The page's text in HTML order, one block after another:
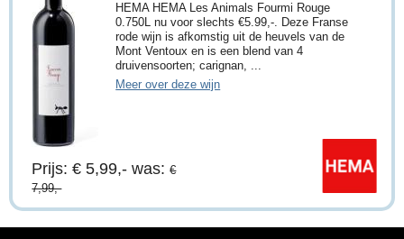
HEMA HEMA Les Animals Fourmi Rouge
0.750L nu voor slechts €5.99,-. Deze Franse
rode wijn is afkomstig uit de heuvels van de
Mont Ventoux en is een blend van 4
druivensoorten; carignan, ...
Meer over deze wijn
Prijs: € 5,99,-was:€
7,99,-